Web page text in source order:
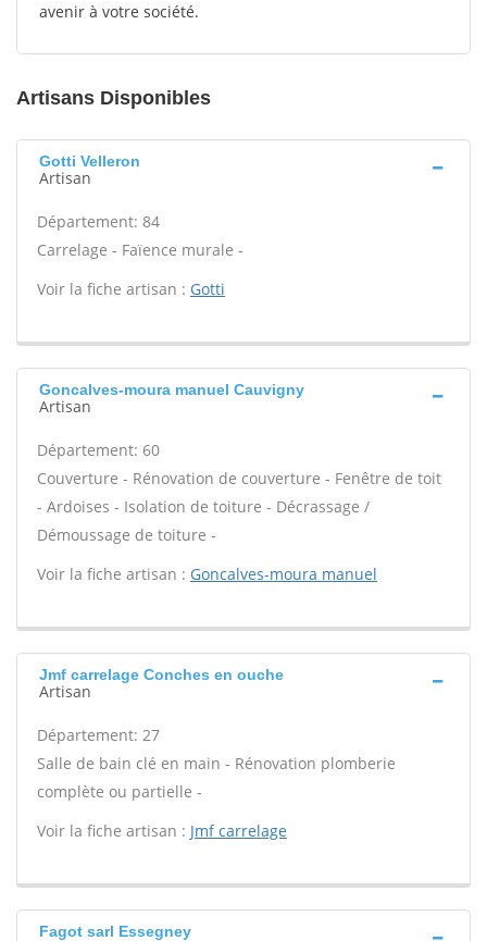
avenir à votre société.
Artisans Disponibles
Gotti Velleron
Artisan
Département: 84
Carrelage - Faïence murale -
Voir la fiche artisan : Gotti
Goncalves-moura manuel Cauvigny
Artisan
Département: 60
Couverture - Rénovation de couverture - Fenêtre de toit
- Ardoises - Isolation de toiture - Décrassage /
Démoussage de toiture -
Voir la fiche artisan : Goncalves-moura manuel
Jmf carrelage Conches en ouche
Artisan
Département: 27
Salle de bain clé en main - Rénovation plomberie
complète ou partielle -
Voir la fiche artisan : Jmf carrelage
Fagot sarl Essegney